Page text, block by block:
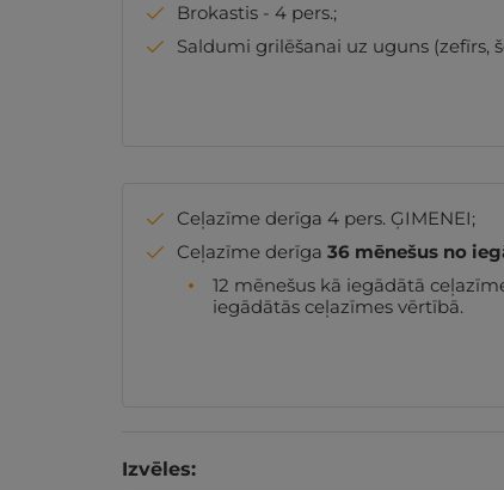
Brokastis - 4 pers.;
Saldumi grilēšanai uz uguns (zefīrs,
Ceļazīme derīga 4 pers. ĢIMENEI;
Ceļazīme derīga 36 mēnešus no
12 mēnešus kā iegādātā
iegādātās ceļazīmes vērtībā.
Izvēles: